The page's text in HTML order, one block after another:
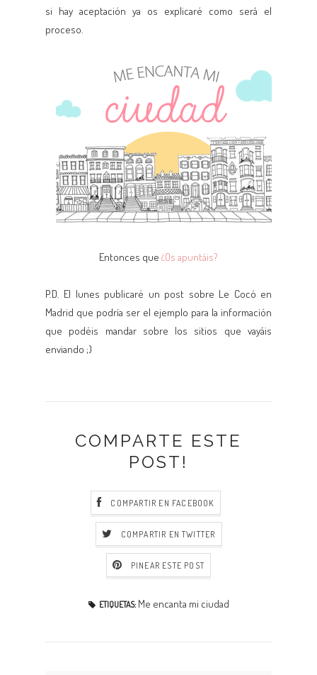
si hay aceptación ya os explicaré como será el
proceso.
Entonces que ¿Os apuntáis?
P.D. El lunes publicaré un post sobre Le Cocó en
Madrid que podría ser el ejemplo para la información
que podéis mandar sobre los sitios que vayáis
enviando ;)
COMPARTE ESTE
POST!
COMPARTIR EN FACEBOOK
COMPARTIR EN TWITTER
PINEAR ESTE POST
ETIQUETAS: Me encanta mi ciudad